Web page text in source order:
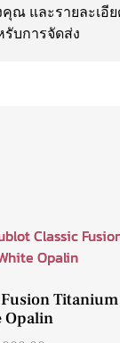
ณ และรายละเอี
รับการจัดส่ง
Titanium
Opalin